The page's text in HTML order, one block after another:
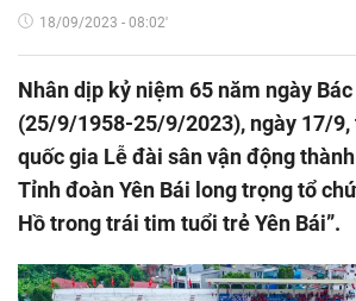
18/09/2023 - 08:02'
Nhân dịp kỷ niệm 65 năm ngày
(25/9/1958-25/9/2023), ngày 17/
quốc gia Lễ đài sân vận động
Tỉnh đoàn Yên Bái long trọng tổ
Hồ trong trái tim tuổi trẻ Yên Bái”.